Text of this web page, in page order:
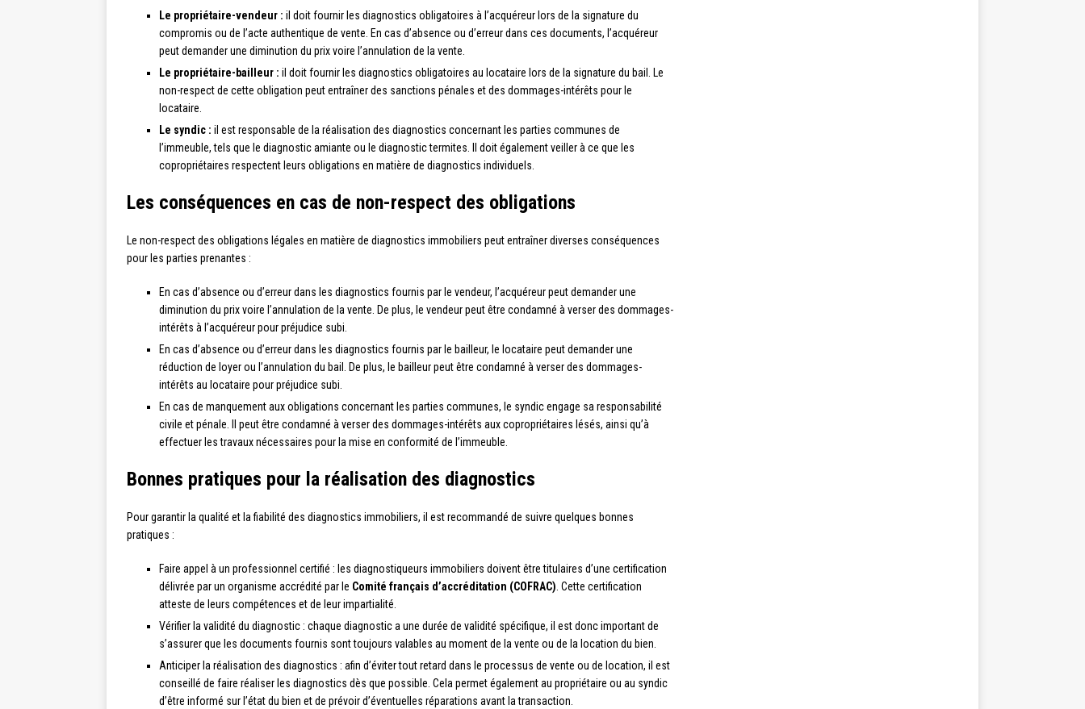
Le propriétaire-vendeur : il doit fournir les diagnostics obligatoires à l’acquéreur lors de la signature du
compromis ou de l’acte authentique de vente. En cas d’absence ou d’erreur dans ces documents, l’acquéreur
peut demander une diminution du prix voire l’annulation de la vente.
Le propriétaire-bailleur : il doit fournir les diagnostics obligatoires au locataire lors de la signature du bail. Le
non-respect de cette obligation peut entraîner des sanctions pénales et des dommages-intérêts pour le
locataire.
Le syndic : il est responsable de la réalisation des diagnostics concernant les parties communes de
l’immeuble, tels que le diagnostic amiante ou le diagnostic termites. Il doit également veiller à ce que les
copropriétaires respectent leurs obligations en matière de diagnostics individuels.
Les conséquences en cas de non-respect des obligations
Le non-respect des obligations légales en matière de diagnostics immobiliers peut entraîner diverses conséquences
pour les parties prenantes :
En cas d’absence ou d’erreur dans les diagnostics fournis par le vendeur, l’acquéreur peut demander une
diminution du prix voire l’annulation de la vente. De plus, le vendeur peut être condamné à verser des dommages-
intérêts à l’acquéreur pour préjudice subi.
En cas d’absence ou d’erreur dans les diagnostics fournis par le bailleur, le locataire peut demander une
réduction de loyer ou l’annulation du bail. De plus, le bailleur peut être condamné à verser des dommages-
intérêts au locataire pour préjudice subi.
En cas de manquement aux obligations concernant les parties communes, le syndic engage sa responsabilité
civile et pénale. Il peut être condamné à verser des dommages-intérêts aux copropriétaires lésés, ainsi qu’à
effectuer les travaux nécessaires pour la mise en conformité de l’immeuble.
Bonnes pratiques pour la réalisation des diagnostics
Pour garantir la qualité et la fiabilité des diagnostics immobiliers, il est recommandé de suivre quelques bonnes
pratiques :
Faire appel à un professionnel certifié : les diagnostiqueurs immobiliers doivent être titulaires d’une certification
délivrée par un organisme accrédité par le Comité français d’accréditation (COFRAC) . Cette certification
atteste de leurs compétences et de leur impartialité.
Vérifier la validité du diagnostic : chaque diagnostic a une durée de validité spécifique, il est donc important de
s’assurer que les documents fournis sont toujours valables au moment de la vente ou de la location du bien.
Anticiper la réalisation des diagnostics : afin d’éviter tout retard dans le processus de vente ou de location, il est
conseillé de faire réaliser les diagnostics dès que possible. Cela permet également au propriétaire ou au syndic
d’être informé sur l’état du bien et de prévoir d’éventuelles réparations avant la transaction.